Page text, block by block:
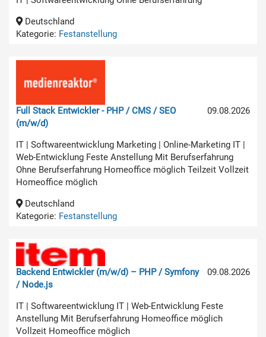
Deutschland
Kategorie: Festanstellung
09.08.2026
Full Stack Entwickler - PHP / CMS / SEO
(m/w/d)
IT | Softwareentwicklung Marketing | Online-Marketing IT |
Web-Entwicklung Feste Anstellung Mit Berufserfahrung
Ohne Berufserfahrung Homeoffice möglich Teilzeit Vollzeit
Homeoffice möglich
Deutschland
Kategorie: Festanstellung
09.08.2026
Backend Entwickler (m/w/d) – PHP / Symfony
/ Node.js
IT | Softwareentwicklung IT | Web-Entwicklung Feste
Anstellung Mit Berufserfahrung Homeoffice möglich
Vollzeit Homeoffice möglich